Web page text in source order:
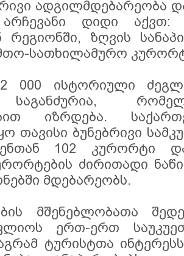
ადგილმდებარეობა
დიდი აქვთ:
რეგიონში, ზღვის
სათხილამურო
000 ისტორიული
იზრდება.
თავისი ბუნებრივი
102 კურორტი
ძირითადი
მდებარეობს.
მშენებლობათა
ერთ-ერთ
ტურისტთა